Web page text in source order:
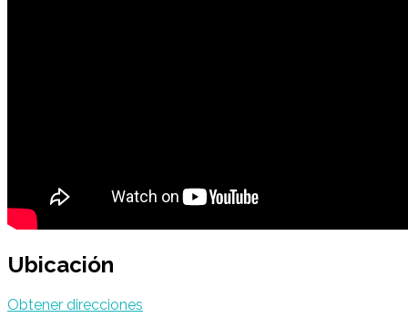
Ubicación
Obtener direcciones